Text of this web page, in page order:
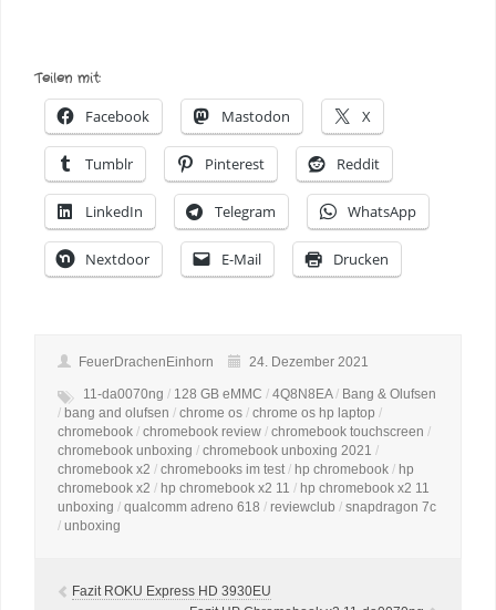
Teilen mit:
Facebook Mastodon X
Tumblr Pinterest Reddit
LinkedIn Telegram WhatsApp
Nextdoor E-Mail Drucken
FeuerDrachenEinhorn 24. Dezember 2021
11-da0070ng / 128 GB eMMC / 4Q8N8EA / Bang & Olufsen
/ bang and olufsen / chrome os / chrome os hp laptop /
chromebook / chromebook review / chromebook touchscreen /
chromebook unboxing / chromebook unboxing 2021 /
chromebook x2 / chromebooks im test / hp chromebook / hp
chromebook x2 / hp chromebook x2 11 / hp chromebook x2 11
unboxing / qualcomm adreno 618 / reviewclub / snapdragon 7c
/ unboxing
Fazit ROKU Express HD 3930EU